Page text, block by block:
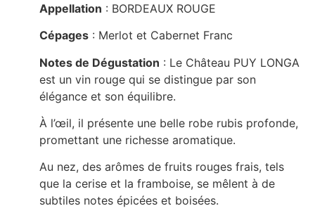
Appellation : BORDEAUX ROUGE
Cépages : Merlot et Cabernet Franc
Notes de Dégustation : Le Château PUY LONGA
est un vin rouge qui se distingue par son
élégance et son équilibre.
À l’œil, il présente une belle robe rubis profonde,
promettant une richesse aromatique.
Au nez, des arômes de fruits rouges frais, tels
que la cerise et la framboise, se mêlent à de
subtiles notes épicées et boisées.